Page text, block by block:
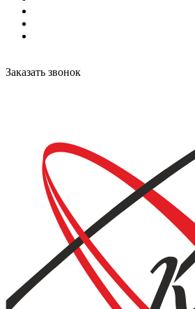
Заказать звонок